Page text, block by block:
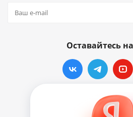
Оставайтесь
Наши